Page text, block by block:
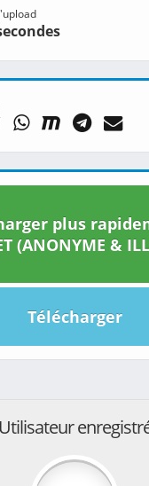
plus
(ANONYME &
Télécharger
Utilisateur